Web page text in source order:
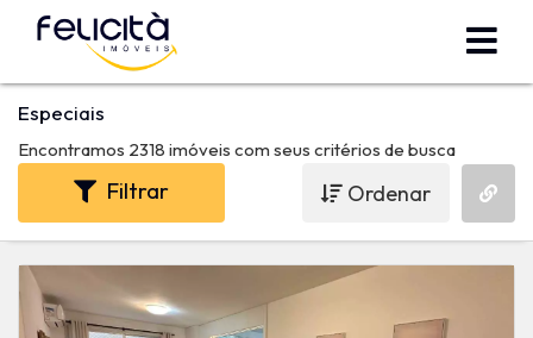
Especiais
Encontramos 2318 imóveis com seus critérios de busca
Filtrar Ordenar